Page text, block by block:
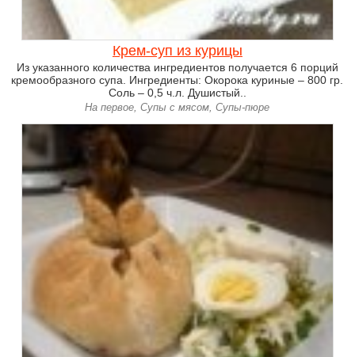
Крем-суп из курицы
Из указанного количества ингредиентов получается 6 порций
кремообразного супа. Ингредиенты: Окорока куриные – 800 гр.
Соль – 0,5 ч.л. Душистый..
На первое, Супы с мясом, Супы-пюре